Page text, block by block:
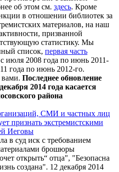
об этом см. здесь. Кроме
в отношении библиотек за
материалов, на наш
призванной
статистику. Мы
список, первая часть
июля 2008 года по июнь 2011-
года по июнь 2012-го.
Последнее обновление
2014 года касается
района
СМИ и частных лиц
признать экстремистскими
Иеговы
в суд иск с требованием
брошюры
открыть“ отца", "Безопасна
создана". 12 декабря 2014